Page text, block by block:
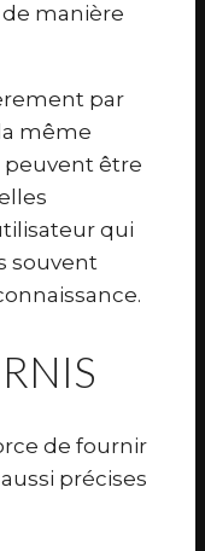
manière
par
même
peuvent être
qui
souvent
de fournir
précises